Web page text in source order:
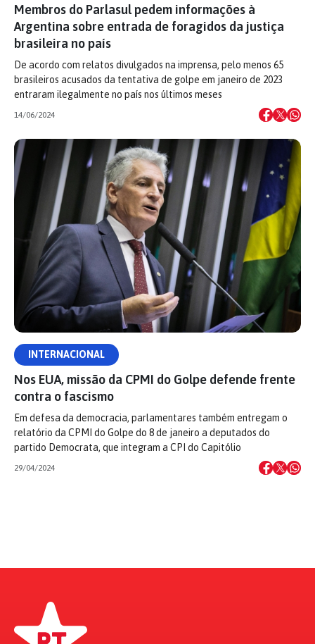
Membros do Parlasul pedem informações à
Argentina sobre entrada de foragidos da justiça
brasileira no país
De acordo com relatos divulgados na imprensa, pelo menos 65
brasileiros acusados da tentativa de golpe em janeiro de 2023
entraram ilegalmente no país nos últimos meses
14/06/2024
INTERNACIONAL
Nos EUA, missão da CPMI do Golpe defende frente
contra o fascismo
Em defesa da democracia, parlamentares também entregam o
relatório da CPMI do Golpe do 8 de janeiro a deputados do
partido Democrata, que integram a CPI do Capitólio
29/04/2024